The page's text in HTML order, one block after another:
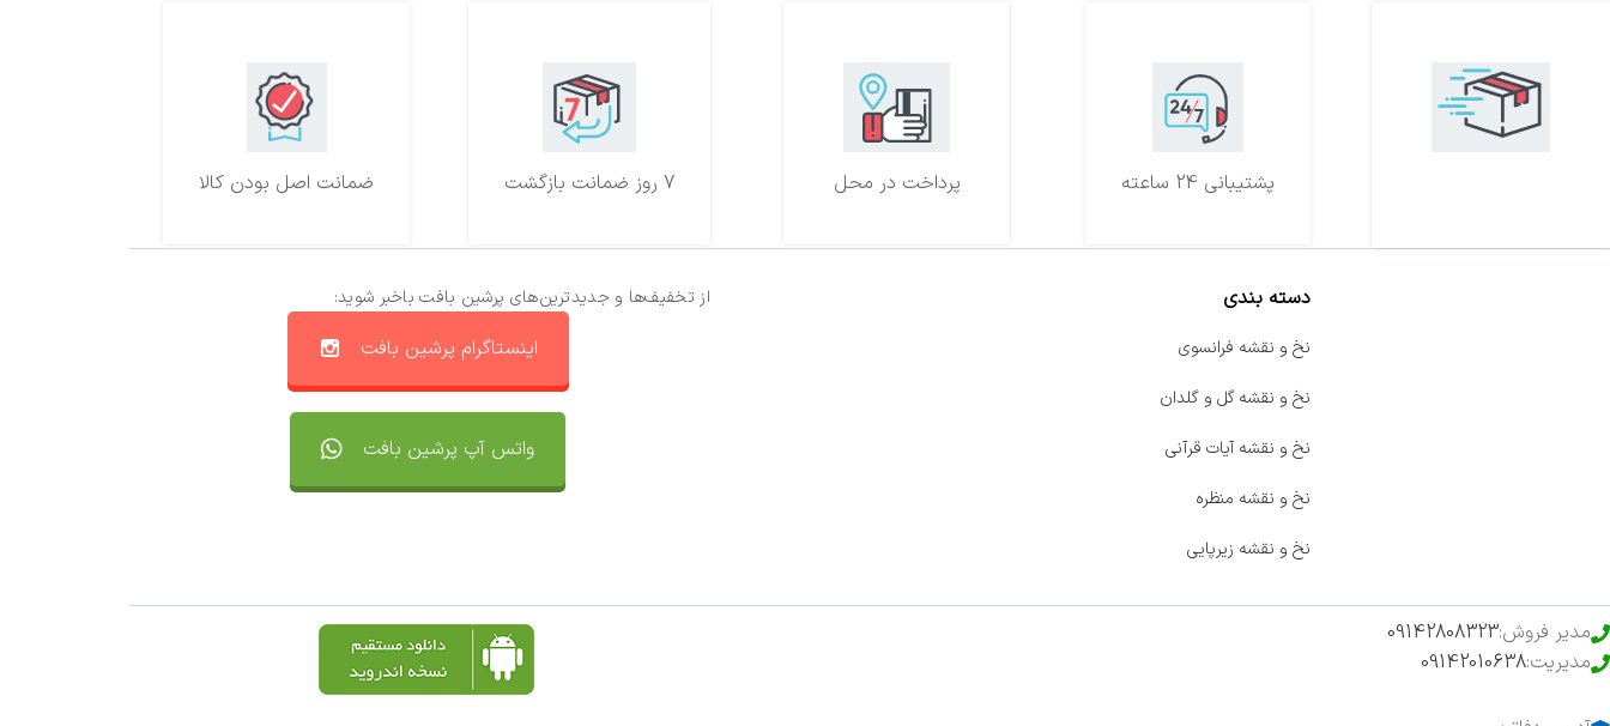
ضمانت اصل بودن کالا 7 روز ضمانت بازگشت پرداخت در محل پشتیبانی 24 ساعته
از تخفیف‌ها و جدیدترین‌های پرشین بافت باخبر شوید:
اینستاگرام پرشین بافت
واتس آپ پرشین بافت
دسته بندی
نخ و نقشه فرانسوی
نخ و نقشه گل و گلدان
نخ و نقشه آیات قرآنی
نخ و نقشه منظره
نخ و نقشه زیرپایی
مدیر فروش:09142808323
مدیریت:09142010638